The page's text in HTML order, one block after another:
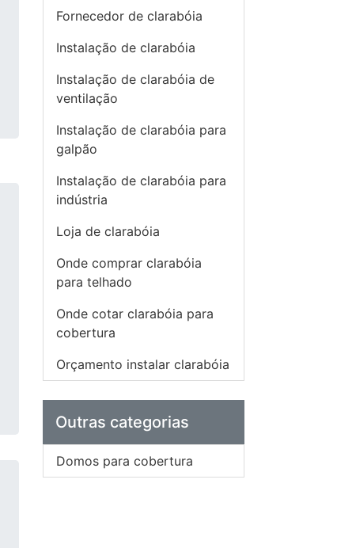
Fornecedor de clarabóia
Instalação de clarabóia
Instalação de clarabóia de
ventilação
Instalação de clarabóia para
galpão
Instalação de clarabóia para
indústria
Loja de clarabóia
Onde comprar clarabóia
para telhado
Onde cotar clarabóia para
cobertura
Orçamento instalar clarabóia
Outras categorias
Domos para cobertura